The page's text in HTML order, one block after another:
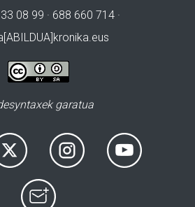
08 99 · 688 660 714 ·
garatua